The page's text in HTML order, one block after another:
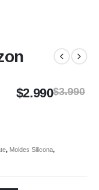
$3.990
$2.990
, Moldes Silicona,